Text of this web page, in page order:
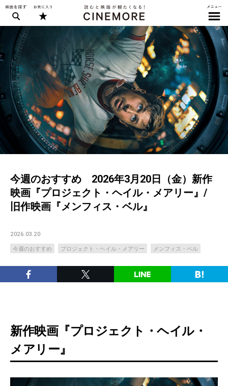
今週のおすすめ 2026年3月20日（金）新作
映画『プロジェクト・ヘイル・メアリー』/
旧作映画『メンフィス・ベル』
2026.03.20
今週のおすすめ プロジェクト・ヘイル・メアリー メンフィス・ベル
新作映画『プロジェクト・ヘイル・
メアリー』